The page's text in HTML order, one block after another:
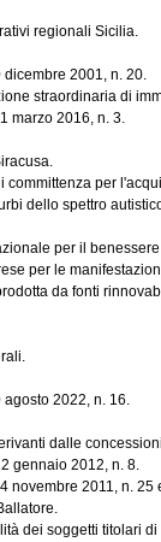
regionali Sicilia.
2001, n. 20.
straordinaria di
marzo 2016, n. 3.
per
dello spettro
per il
per le
da fonti
2022, n. 16.
dalle
gennaio 2012, n. 8.
novembre 2011, n.
dei soggetti titolari